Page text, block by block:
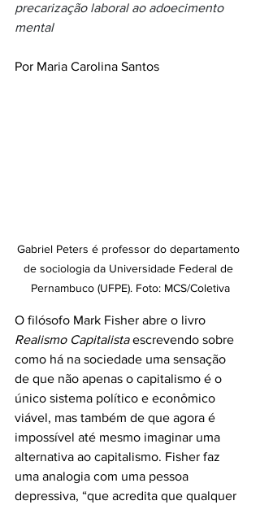
precarização laboral ao adoecimento
mental
Por Maria Carolina Santos
Gabriel Peters é professor do departamento
de sociologia da Universidade Federal de
Pernambuco (UFPE). Foto: MCS/Coletiva
O filósofo Mark Fisher abre o livro
Realismo Capitalista escrevendo sobre
como há na sociedade uma sensação
de que não apenas o capitalismo é o
único sistema político e econômico
viável, mas também de que agora é
impossível até mesmo imaginar uma
alternativa ao capitalismo. Fisher faz
uma analogia com uma pessoa
depressiva, “que acredita que qualquer